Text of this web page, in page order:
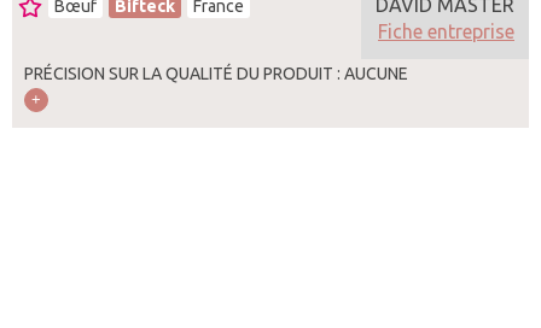
Bœuf Bifteck France
PRÉCISION SUR LA QUALITÉ DU PRODUIT : AUCUNE
DAVID MASTER
Fiche entreprise